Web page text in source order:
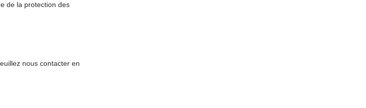
de la protection des
nous contacter en